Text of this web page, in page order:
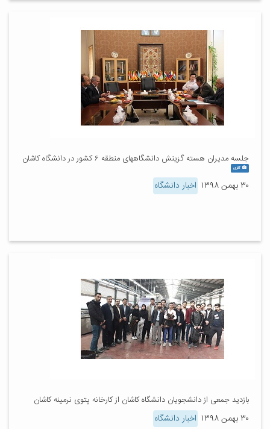
جلسه مدیران هسته گزینش دانشگاههای منطقه ۶ کشور در دانشگاه کاشان
گالری
۳۰ بهمن ۱۳۹۸ اخبار دانشگاه
بازدید جمعی از دانشجویان دانشگاه کاشان از کارخانه پتوی نرمینه کاشان
۳۰ بهمن ۱۳۹۸ اخبار دانشگاه